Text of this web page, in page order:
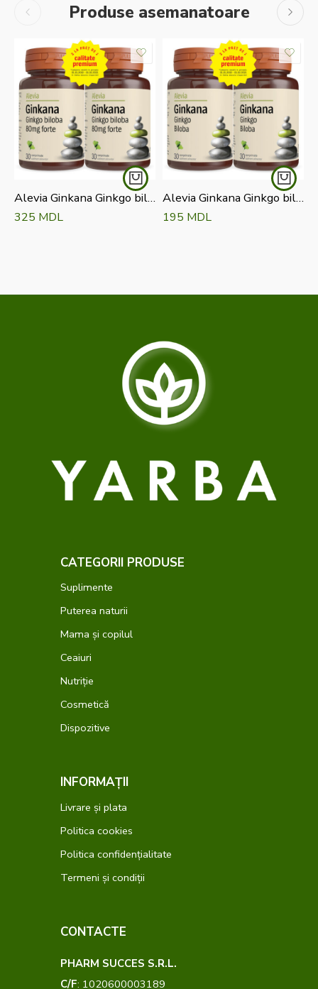
Produse asemanatoare
Alevia Ginkana Ginkgo biloba 80 mg forte pachet Comprimate N 30+30
325 MDL
Alevia Ginkana Ginkgo biloba 40 mg pachet Comprimate N 30+30
195 MDL
CATEGORII PRODUSE
Suplimente
Puterea naturii
Mama și copilul
Ceaiuri
Nutriție
Cosmetică
Dispozitive
INFORMAȚII
Livrare și plata
Politica cookies
Politica confidențialitate
Termeni și condiții
CONTACTE
PHARM SUCCES S.R.L.
C/F: 1020600003189